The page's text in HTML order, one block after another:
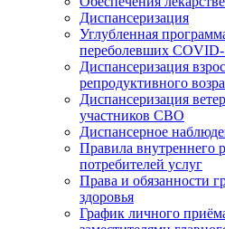
Диспансеризация
Углубленная
переболевших
Диспансеризация
репродуктивного
Диспансеризация
участников СВО
Диспансерное
Правила внутреннего
потребителей услуг
Права и обязанности
здоровья
График личного